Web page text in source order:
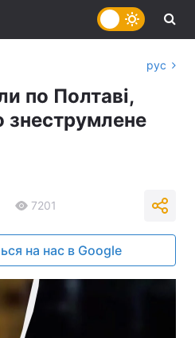
рус
по Полтаві,
знеструмлене
7201
на нас в Google